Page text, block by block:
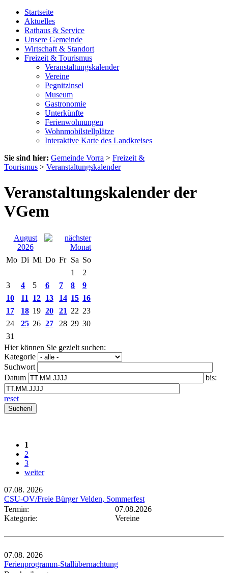
Startseite
Aktuelles
Rathaus & Service
Unsere Gemeinde
Wirtschaft & Standort
Freizeit & Tourismus
Veranstaltungskalender
Vereine
Pegnitzinsel
Museum
Gastronomie
Unterkünfte
Ferienwohnungen
Wohnmobilstellplätze
Interaktive Karte des Landkreises
Sie sind hier: Gemeinde Vorra > Freizeit &
Tourismus > Veranstaltungskalender
Veranstaltungskalender der
VGem
August
2026
Mo Di Mi Do Fr Sa So
1
2
3
4 5 6 7 8
9
10
11 12 13 14 15 16
17
18 19 20 21 22 23
24
25 26 27 28 29 30
31
Hier können Sie gezielt suchen:
Kategorie
Suchwort
Datum
bis:
reset
1
2
3
weiter
07.08. 2026
CSU-OV/Freie Bürger Velden, Sommerfest
Termin:
07.08.2026
Kategorie:
Vereine
07.08. 2026
Ferienprogramm-Stallübernachtung